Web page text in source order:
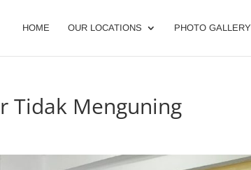
HOME OUR LOCATIONS PHOTO GALLERY
Tidak Menguning